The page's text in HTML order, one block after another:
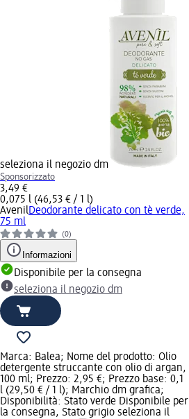
seleziona il negozio dm
Sponsorizzato
3,49 €
0,075 l (46,53 € / 1 l)
AvenilDeodorante delicato con tè verde,
75 ml
(0)
Informazioni
Disponibile per la consegna
seleziona il negozio dm
Marca: Balea; Nome del prodotto: Olio
detergente struccante con olio di argan,
100 ml; Prezzo: 2,95 €; Prezzo base: 0,1
l (29,50 € / 1 l); Marchio dm grafica;
Disponibilità: Stato verde Disponibile per
la consegna, Stato grigio seleziona il